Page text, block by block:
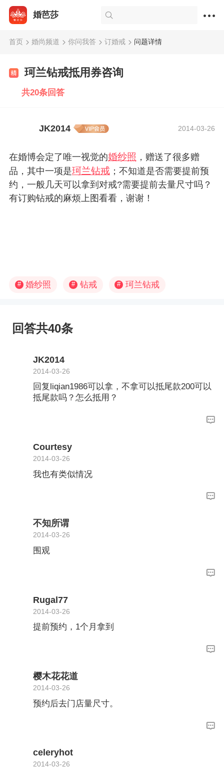
婚芭莎
首页 婚尚频道 你问我答 订婚戒 问题详情
珂兰钻戒抵用券咨询
共20条回答
JK2014 2014-03-26
在婚博会定了唯一视觉的婚纱照 ，赠送了很多赠
品，其中一项是珂兰钻戒；不知道是否需要提前预
约，一般几天可以拿到对戒?需要提前去量尺寸吗？
有订购钻戒的麻烦上图看看，谢谢！
# 婚纱照 # 钻戒 # 珂兰钻戒
回答共40条
JK2014
2014-03-26
回复liqian1986可以拿，不拿可以抵尾款200可以
抵尾款吗？怎么抵用？
Courtesy
2014-03-26
我也有类似情况
不知所谓
2014-03-26
围观
Rugal77
2014-03-26
提前预约，1个月拿到
樱木花花道
2014-03-26
预约后去门店量尺寸。
celeryhot
2014-03-26